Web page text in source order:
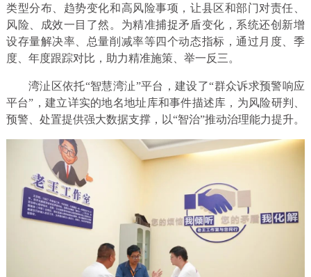
类型分布、趋势变化和高风险事项，让县区和部门对责任、
风险、成效一目了然。为精准捕捉矛盾变化，系统还创新增
设存量解决率、总量削减率等四个动态指标，通过月度、季
度、年度跟踪对比，助力精准施策、举一反三。
湾沚区依托“智慧湾沚”平台，建设了“群众诉求预警响应
平台”，建立详实的地名地址库和事件描述库，为风险研判、
预警、处置提供强大数据支撑，以“智治”推动治理能力提升。